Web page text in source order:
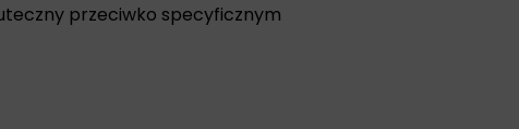
przeciwko specyficznym